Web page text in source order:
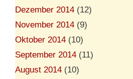
Dezember 2014 (12)
November 2014 (9)
Oktober 2014 (10)
September 2014 (11)
August 2014 (10)